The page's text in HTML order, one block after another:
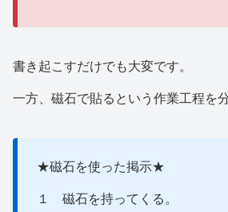
書き起こすだけでも大変です。
一方、磁石で貼るという作業工程を
★磁石を使った掲示★
１ 磁石を持ってくる。